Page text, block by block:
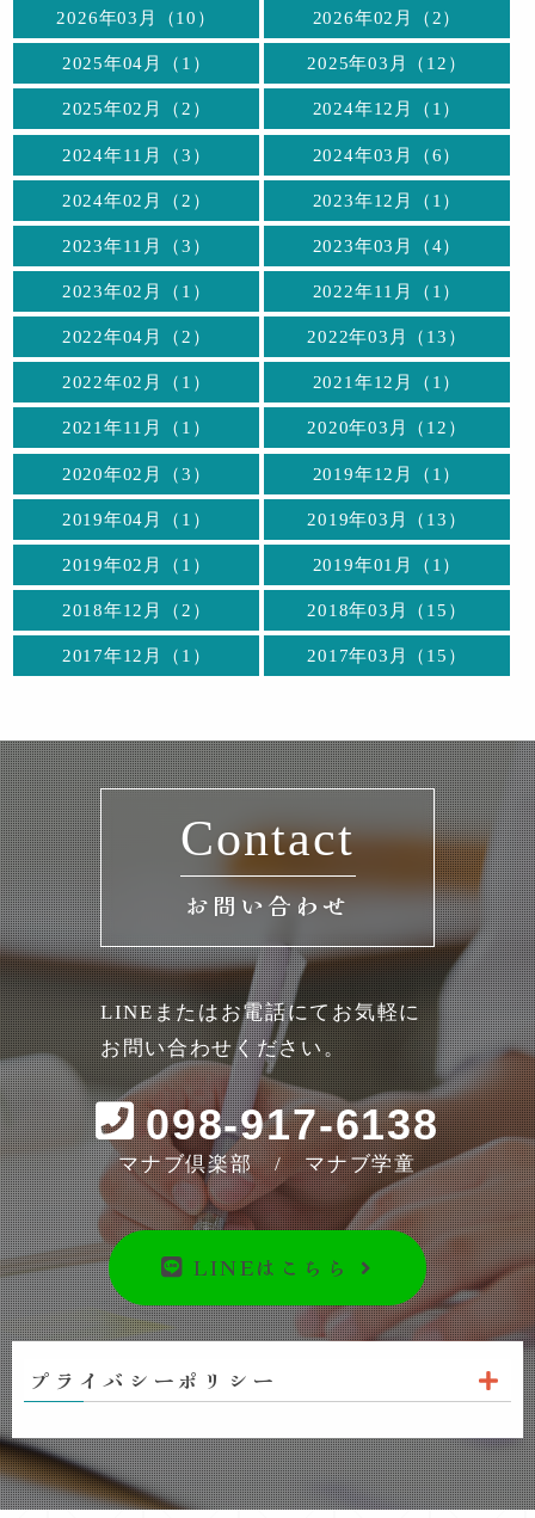
2026年03月（10） 2026年02月（2）
2025年04月（1） 2025年03月（12）
2025年02月（2） 2024年12月（1）
2024年11月（3） 2024年03月（6）
2024年02月（2） 2023年12月（1）
2023年11月（3） 2023年03月（4）
2023年02月（1） 2022年11月（1）
2022年04月（2） 2022年03月（13）
2022年02月（1） 2021年12月（1）
2021年11月（1） 2020年03月（12）
2020年02月（3） 2019年12月（1）
2019年04月（1） 2019年03月（13）
2019年02月（1） 2019年01月（1）
2018年12月（2） 2018年03月（15）
2017年12月（1） 2017年03月（15）
Contact
お問い合わせ
LINEまたはお電話にてお気軽に
お問い合わせください。
098-917-6138
マナブ倶楽部 / マナブ学童
LINEはこちら
プライバシーポリシー